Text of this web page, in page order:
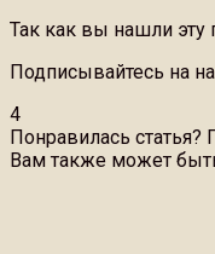
Так как вы нашли эту
Подписывайтесь на
4
Понравилась статья?
Вам также может